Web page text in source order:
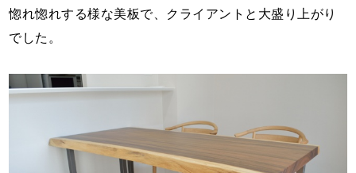
惚れ惚れする様な美板で、クライアントと大盛り上がり
でした。